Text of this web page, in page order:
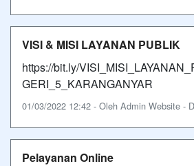
VISI & MISI LAYANAN PUBLIK
https://bit.ly/
GERI_5_KARANGANYAR
01/03/2022 12:42 - Oleh Admin Website -
Pelayanan Online